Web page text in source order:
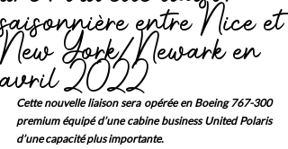
saisonnière entre Nice et
New York/Newark en
avril 2022
Cette nouvelle liaison sera opérée en Boeing 767-300
premium équipé d’une cabine business United Polaris
d’une capacité plus importante.